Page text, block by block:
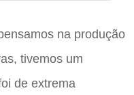
na produção
tivemos um
de extrema